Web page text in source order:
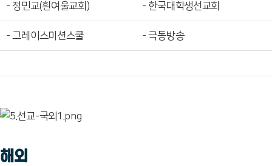
- 정민교(흰여울교회) - 한국대학생선교회
- 그레이스미션스쿨 - 극동방송
해외